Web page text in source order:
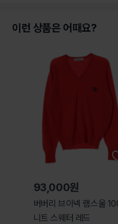
이런 상품은 어때요?
93,000원
버버리 브이넥 램스울
니트 스웨터 레드